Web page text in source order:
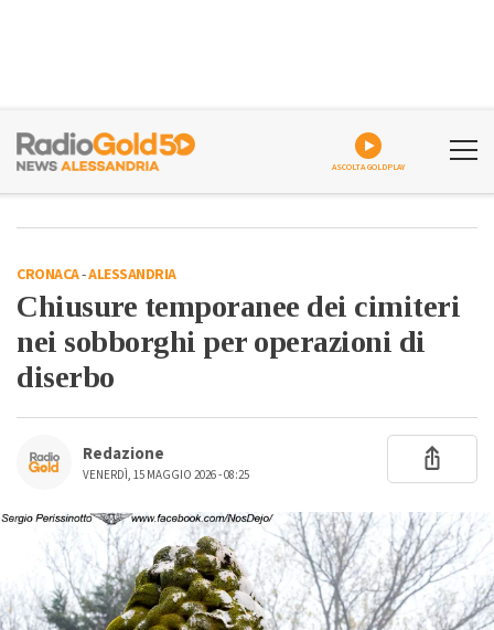
ASCOLTA GOLDPLAY
CRONACA-ALESSANDRIA
Chiusure temporanee dei cimiteri
nei sobborghi per operazioni di
diserbo
Redazione
VENERDÌ, 15 MAGGIO 2026 - 08:25